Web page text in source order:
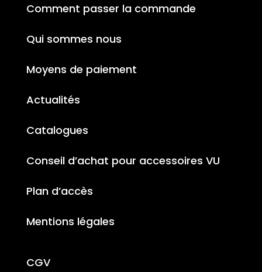
Comment passer la commande
Qui sommes nous
Moyens de paiement
Actualités
Catalogues
Conseil d’achat pour accessoires VU
Plan d’accès
Mentions légales
CGV